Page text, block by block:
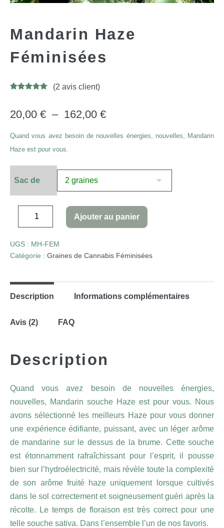
Mandarin Haze
Féminisées
basé sur
notations
(2 avis client)
20,00 € – 162,00 €
Quand vous avez besoin de nouvelles énergies, nouvelles, Mandarin
Haze est pour vous.
Sac de
Ajouter au panier
UGS : MH-FEM
Catégorie : Graines de Cannabis Féminisées
Description Informations complémentaires
Avis (2) FAQ
Description
Quand vous avez besoin de nouvelles énergies,
nouvelles, Mandarin souche Haze est pour vous. Nous
avons sélectionné les meilleurs Haze pour vous donner
une expérience édifiante, puissant, avec un léger arôme
de mandarine sur le dessus de la brume. Cette souche
est étonnamment rafraîchissant pour l’esprit, il pousse
bien sur l’hydroélectricité, mais révèle toute la complexité
de son arôme fruité haze uniquement lorsque cultivés
dans le sol correctement et soigneusement guéri après la
récolte. Le temps de floraison est très correct pour une
telle souche sativa. Dans l’ensemble l’un de nos favoris.